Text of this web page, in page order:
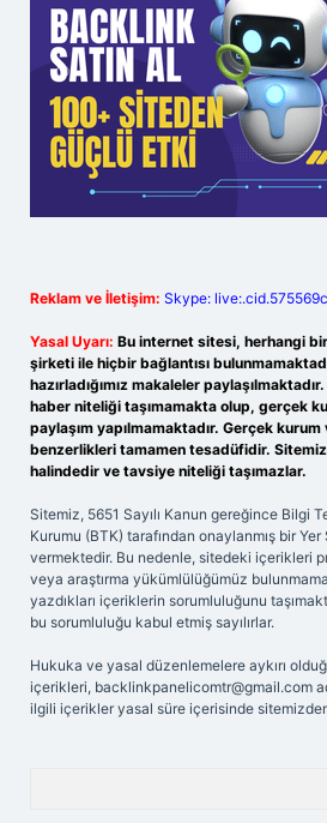
Reklam ve İletişim: Skype:
Yasal Uyarı: Bu internet sitesi, herhangi
şirketi ile hiçbir bağlantısı
hazırladığımız makaleler
haber niteliği taşımamakta olup, gerçek
paylaşım yapılmamaktadır. Gerçek
benzerlikleri tamamen tesadüfidir.
halindedir ve tavsiye niteliği taşımazlar.
Sitemiz, 5651 Sayılı Kanun gereğince Bilgi
Kurumu (BTK) tarafından onaylanmış bir
vermektedir. Bu nedenle, sitedeki içerikleri
veya araştırma yükümlülüğümüz
yazdıkları içeriklerin sorumluluğunu
bu sorumluluğu kabul etmiş sayılırlar.
Hukuka ve yasal düzenlemelere aykırı
içerikleri, backlinkpanelicomtr@gmail.com
ilgili içerikler yasal süre içerisinde sitemizden